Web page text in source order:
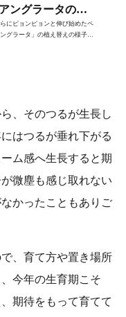
ングラータの植
にピョンピョンと伸び始めたペ
グラータ」の植え替えの様子を
、そのつるが生長し
はつるが垂れ下がる
ム感へ生長すると期
微塵も感じ取れない
かったこともありご
、育て方や置き場所
今年の生育期こそ
期待をもって育てて